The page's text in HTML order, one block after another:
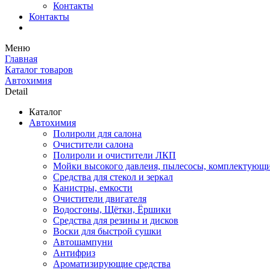
Контакты
Контакты
Меню
Главная
Каталог товаров
Автохимия
Detail
Каталог
Автохимия
Полироли для салона
Очистители салона
Полироли и очистители ЛКП
Мойки высокого давлеия, пылесосы,
Средства для стекол и зеркал
Канистры, емкости
Очистители двигателя
Водосгоны, Щётки, Ёршики
Средства для резины и дисков
Воски для быстрой сушки
Автошампуни
Антифриз
Ароматизирующие средства